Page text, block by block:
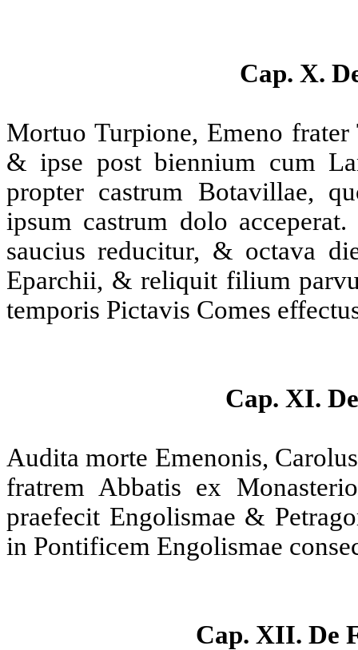
Cap. X.
Mortuo Turpione, Emeno
& ipse post biennium cum
propter castrum Botavillae,
ipsum castrum dolo
saucius reducitur, & octava
Eparchii, & reliquit filium
temporis Pictavis Comes
Cap. XI.
Audita morte Emenonis,
fratrem Abbatis ex
praefecit Engolismae &
in Pontificem Engolismae
Cap. XII. De